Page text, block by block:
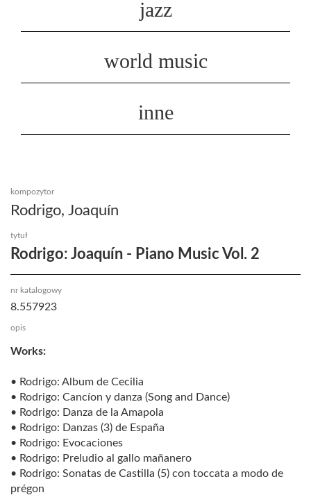
jazz
world music
inne
kompozytor
Rodrigo, Joaquín
tytuł
Rodrigo: Joaquín - Piano Music Vol. 2
nr katalogowy
8.557923
opis
Works:
• Rodrigo: Album de Cecilia
• Rodrigo: Cancíon y danza (Song and Dance)
• Rodrigo: Danza de la Amapola
• Rodrigo: Danzas (3) de España
• Rodrigo: Evocaciones
• Rodrigo: Preludio al gallo mañanero
• Rodrigo: Sonatas de Castilla (5) con toccata a modo de
prégon